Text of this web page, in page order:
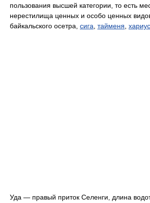
пользования высшей категории, то есть
нерестилища ценных и особо ценных
байкальского осетра, сига, тайменя,
Уда — правый приток Селенги, длина